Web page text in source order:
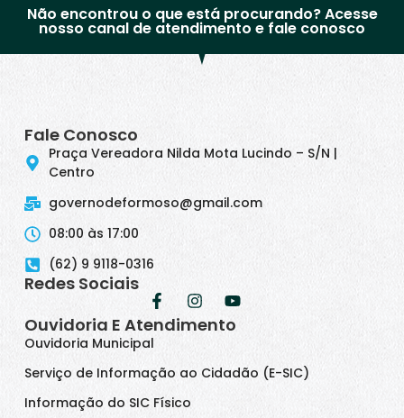
Não encontrou o que está procurando? Acesse
nosso canal de atendimento e fale conosco
Fale Conosco
Praça Vereadora Nilda Mota Lucindo – S/N |
Centro
governodeformoso@gmail.com
08:00 às 17:00
(62) 9 9118-0316
Redes Sociais
Ouvidoria E Atendimento
Ouvidoria Municipal
Serviço de Informação ao Cidadão (E-SIC)
Informação do SIC Físico